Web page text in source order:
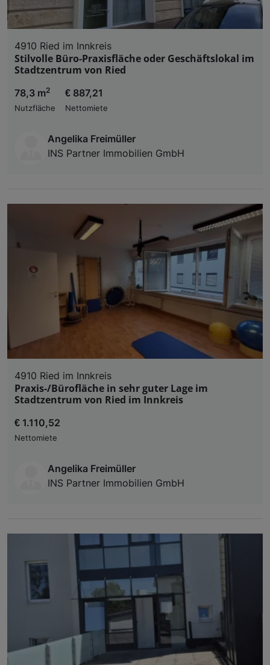
4910 Ried im Innkreis
Stilvolle Büro-Praxisfläche oder Geschäftslokal im
Stadtzentrum von Ried
78,3 m2
Nutzfläche
€ 887,21
Nettomiete
Angelika Freimüller
INS Partner Immobilien GmbH
4910 Ried im Innkreis
Praxis-/Bürofläche in sehr guter Lage im
Stadtzentrum von Ried im Innkreis
€ 1.110,52
Nettomiete
Angelika Freimüller
INS Partner Immobilien GmbH